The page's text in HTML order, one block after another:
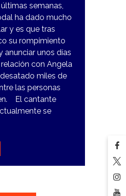
semanas,
ha dado mucho
y es que tras
su rompimiento
anunciar unos días
con Angela
miles de
las personas
El cantante
se